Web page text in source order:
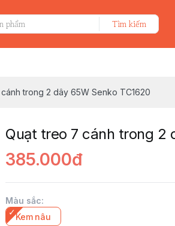
Tìm kiếm
trong 2 dây 65W Senko TC1620
Quạt treo 7 cánh trong 2
385.000đ
Màu sắc:
Kem nâu